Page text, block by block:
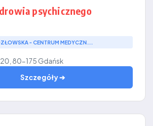
psychicznego
- CENTRUM MEDYCZN...
80-175 Gdańsk
Szczegóły ➔